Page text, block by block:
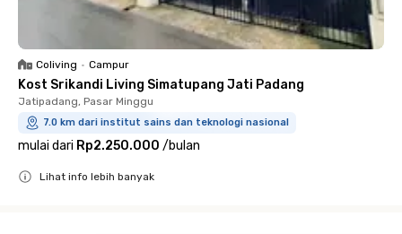
Coliving • Campur
Kost Srikandi Living Simatupang Jati Padang
Jatipadang, Pasar Minggu
7.0 km dari institut sains dan teknologi nasional
mulai dari Rp2.250.000 /bulan
Lihat info lebih banyak